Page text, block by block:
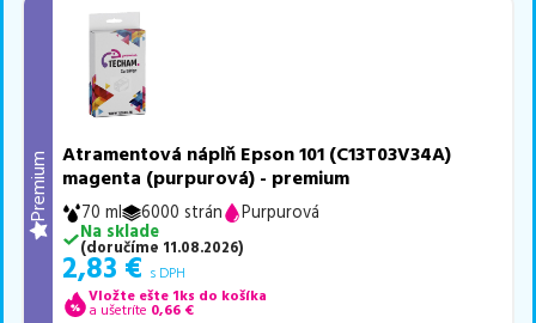
Premium
Atramentová náplň Epson 101 (C13T03V34A)
magenta (purpurová) - premium
70 ml 6000 strán
Purpurová
Na sklade
(doručíme 11.08.2026)
2,83 € s DPH
Vložte ešte 1ks do košíka
a ušetríte 0,66 €